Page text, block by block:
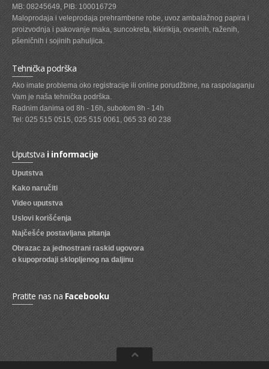
SIROVINA ZA GASTRO
GASTRO
KISELISI
KECAP, SENF, REN, PARADAJZ,SOS
KOMPOTI
SVEZE VOCE
SVEZE POVRCE
DZEMOVI, MARMALADE I MED
BOMBONI
ZVAKE
LIZALICE
COKOLADE
KREMOVI
BOMBONJERE I PRALINE
MALE COKOLADE I BAROVI
KEKSOVI
KEKS STRUDLE
MB: 08245649, PIB: 100016729
Maloprodaja i veleprodaja prehrambene robe, uvoz ambalažnog papira i
proizvodnja i pakovanje maka, suncokreta, kikirikija, ovsenih, raženih,
pšeničnih i sojinih pahuljica.
Tehnička podrška
Ako imate problema oko registracije ili online porudžbine, na raspolaganju
Vam je naša tehnička podrška.
Radnim danima od 8h - 16h, subotom 8h - 14h
Tel: 025 515 0515, 025 515 0061, 065 33 60 238
Uputstvai informacije
Uputstva
Kako naručiti
Video uputstva
Uslovi korišćenja
Najčešće postavljana pitanja
Obrazac za jednostrani raskid ugovora
o kupoprodaji sklopljenog na daljinu
Pratite nas na Facebooku